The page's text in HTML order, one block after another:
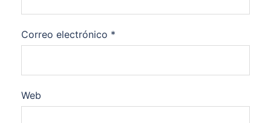
Correo electrónico *
Web